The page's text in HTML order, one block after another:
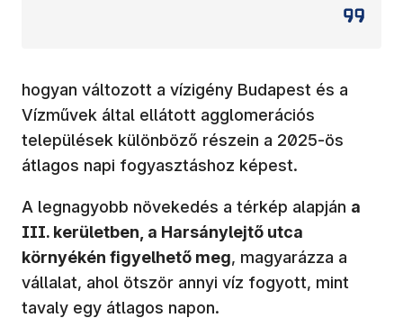
hogyan változott a vízigény Budapest és a
Vízművek által ellátott agglomerációs
települések különböző részein a 2025-ös
átlagos napi fogyasztáshoz képest.
A legnagyobb növekedés a térkép alapján a
III. kerületben, a Harsánylejtő utca
környékén figyelhető meg, magyarázza a
vállalat, ahol ötször annyi víz fogyott, mint
tavaly egy átlagos napon.